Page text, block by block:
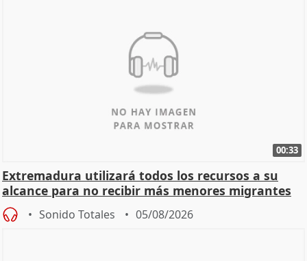
00:33
Extremadura utilizará todos los recursos a su
alcance para no recibir más menores migrantes
Sonido Totales 05/08/2026